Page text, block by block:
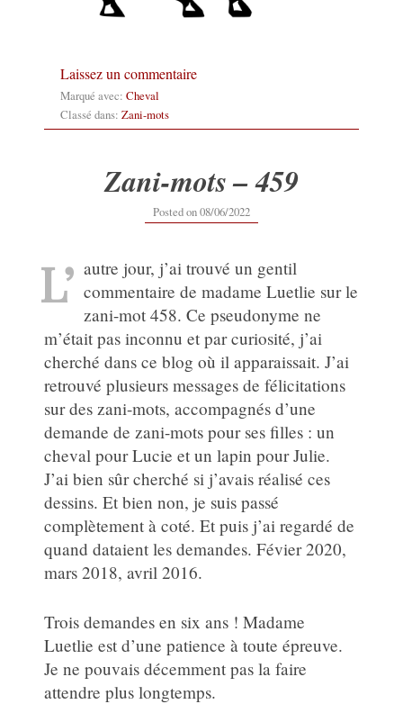
Laissez un commentaire
Marqué avec: Cheval
Classé dans: Zani-mots
Zani-mots – 459
Posted on08/06/202208/06/2022
L’ autre jour, j’ai trouvé un gentil
commentaire de madame Luetlie sur le
zani-mot 458. Ce pseudonyme ne
m’était pas inconnu et par curiosité, j’ai
cherché dans ce blog où il apparaissait. J’ai
retrouvé plusieurs messages de félicitations
sur des zani-mots, accompagnés d’une
demande de zani-mots pour ses filles : un
cheval pour Lucie et un lapin pour Julie.
J’ai bien sûr cherché si j’avais réalisé ces
dessins. Et bien non, je suis passé
complètement à coté. Et puis j’ai regardé de
quand dataient les demandes. Févier 2020,
mars 2018, avril 2016.
Trois demandes en six ans ! Madame
Luetlie est d’une patience à toute épreuve.
Je ne pouvais décemment pas la faire
attendre plus longtemps.